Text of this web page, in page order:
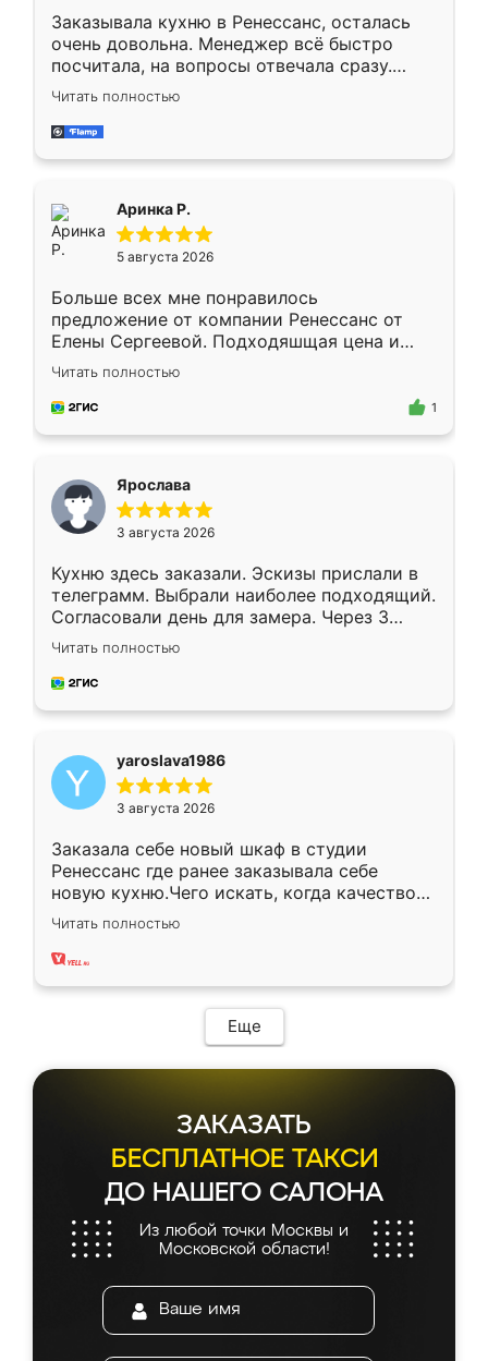
Заказывала кухню в Ренессанс, осталась
очень довольна. Менеджер всё быстро
посчитала, на вопросы отвечала сразу.
Замерщик приехал в субботу, подошёл к
делу со всей ответственностью. Собрали
за день, ребята работали аккуратно, даже
Читать полностью
Аринка Р.
5 августа 2026
Больше всех мне понравилось
предложение от компании Ренессанс от
Елены Сергеевой. Подходяшщая цена и
короткие сроки изготовления. Приехавший
для замера сотрудник Владислав
предложил по моему эскизу самый
Читать полностью
1
Ярослава
3 августа 2026
Кухню здесь заказали. Эскизы прислали в
телеграмм. Выбрали наиболее подходящий.
Согласовали день для замера. Через 3
недели кухня была уже готова. Остались
довольны работой. Спасибо Ренессанс
мебель за качественную работу!
Читать полностью
yaroslava1986
3 августа 2026
Заказала себе новый шкаф в студии
Ренессанс где ранее заказывала себе
новую кухню.Чего искать, когда качеством
вполне довольна. Служит кухня уже почти
два года, нареканий нет.
Читать полностью
Еще
ЗАКАЗАТЬ
БЕСПЛАТНОЕ ТАКСИ
ДО НАШЕГО САЛОНА
Из любой точки Москвы и
Московской области!